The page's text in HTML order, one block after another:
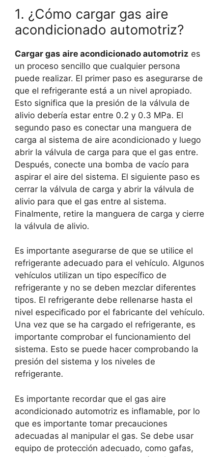
1. ¿Cómo cargar gas aire
acondicionado automotriz?
Cargar gas aire acondicionado automotriz es
un proceso sencillo que cualquier persona
puede realizar. El primer paso es asegurarse de
que el refrigerante está a un nivel apropiado.
Esto significa que la presión de la válvula de
alivio debería estar entre 0.2 y 0.3 MPa. El
segundo paso es conectar una manguera de
carga al sistema de aire acondicionado y luego
abrir la válvula de carga para que el gas entre.
Después, conecte una bomba de vacío para
aspirar el aire del sistema. El siguiente paso es
cerrar la válvula de carga y abrir la válvula de
alivio para que el gas entre al sistema.
Finalmente, retire la manguera de carga y cierre
la válvula de alivio.
Es importante asegurarse de que se utilice el
refrigerante adecuado para el vehículo. Algunos
vehículos utilizan un tipo específico de
refrigerante y no se deben mezclar diferentes
tipos. El refrigerante debe rellenarse hasta el
nivel especificado por el fabricante del vehículo.
Una vez que se ha cargado el refrigerante, es
importante comprobar el funcionamiento del
sistema. Esto se puede hacer comprobando la
presión del sistema y los niveles de
refrigerante.
Es importante recordar que el gas aire
acondicionado automotriz es inflamable, por lo
que es importante tomar precauciones
adecuadas al manipular el gas. Se debe usar
equipo de protección adecuado, como gafas,